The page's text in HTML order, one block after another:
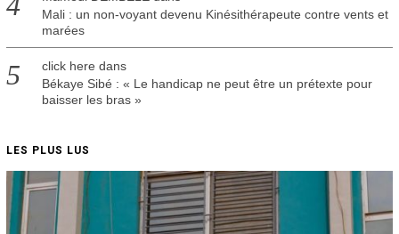
Mali : un non-voyant devenu Kinésithérapeute contre vents et
marées
click here dans
Békaye Sibé : « Le handicap ne peut être un prétexte pour
baisser les bras »
LES PLUS LUS